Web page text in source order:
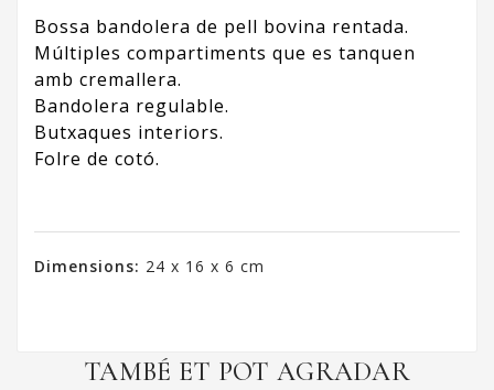
Bossa bandolera de pell bovina rentada.
Múltiples compartiments que es tanquen
amb cremallera.
Bandolera regulable.
Butxaques interiors.
Folre de cotó.
Dimensions: 24 x 16 x 6 cm
TAMBÉ ET POT AGRADAR